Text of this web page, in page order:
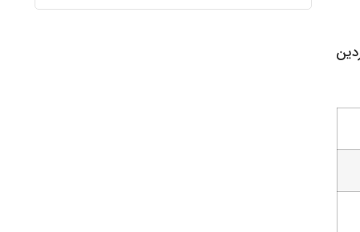
توجه خریداران قرار دارند. در تاریخ ۲۴ فروردین